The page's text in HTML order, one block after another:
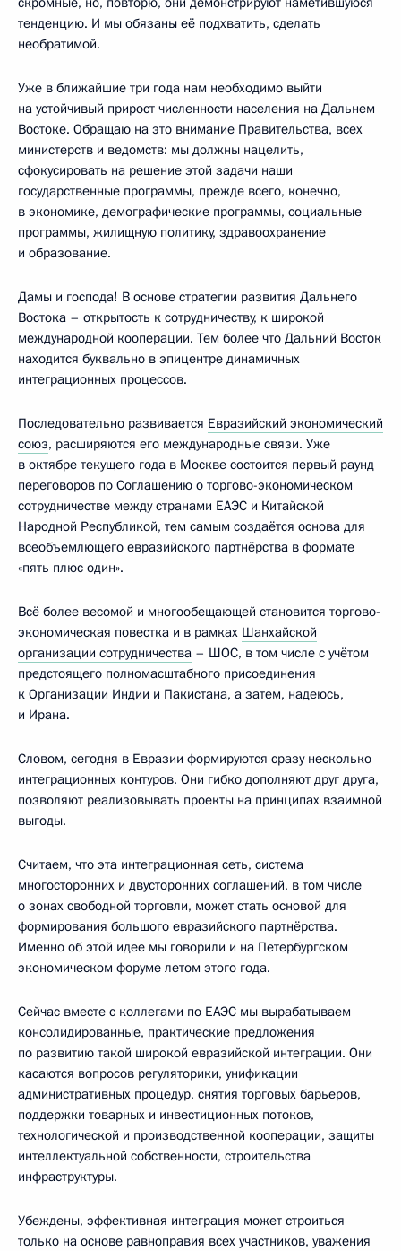
тенденцию. И мы обязаны её подхватить, сделать
необратимой.
Уже в ближайшие три года нам необходимо выйти
на устойчивый прирост численности населения на Дальнем
Востоке. Обращаю на это внимание Правительства, всех
министерств и ведомств: мы должны нацелить,
сфокусировать на решение этой задачи наши
государственные программы, прежде всего, конечно,
в экономике, демографические программы, социальные
программы, жилищную политику, здравоохранение
и образование.
Дамы и господа! В основе стратегии развития Дальнего
Востока – открытость к сотрудничеству, к широкой
международной кооперации. Тем более что Дальний Восток
находится буквально в эпицентре динамичных
интеграционных процессов.
Последовательно развивается Евразийский экономический
союз, расширяются его международные связи. Уже
в октябре текущего года в Москве состоится первый раунд
переговоров по Соглашению о торгово-экономическом
сотрудничестве между странами ЕАЭС и Китайской
Народной Республикой, тем самым создаётся основа для
всеобъемлющего евразийского партнёрства в формате
«пять плюс один».
Всё более весомой и многообещающей становится торгово-
экономическая повестка и в рамках Шанхайской
организации сотрудничества – ШОС, в том числе с учётом
предстоящего полномасштабного присоединения
к Организации Индии и Пакистана, а затем, надеюсь,
и Ирана.
Словом, сегодня в Евразии формируются сразу несколько
интеграционных контуров. Они гибко дополняют друг друга,
позволяют реализовывать проекты на принципах взаимной
выгоды.
Считаем, что эта интеграционная сеть, система
многосторонних и двусторонних соглашений, в том числе
о зонах свободной торговли, может стать основой для
формирования большого евразийского партнёрства.
Именно об этой идее мы говорили и на Петербургском
экономическом форуме летом этого года.
Сейчас вместе с коллегами по ЕАЭС мы вырабатываем
консолидированные, практические предложения
по развитию такой широкой евразийской интеграции. Они
касаются вопросов регуляторики, унификации
административных процедур, снятия торговых барьеров,
поддержки товарных и инвестиционных потоков,
технологической и производственной кооперации, защиты
интеллектуальной собственности, строительства
инфраструктуры.
Убеждены, эффективная интеграция может строиться
только на основе равноправия всех участников, уважения